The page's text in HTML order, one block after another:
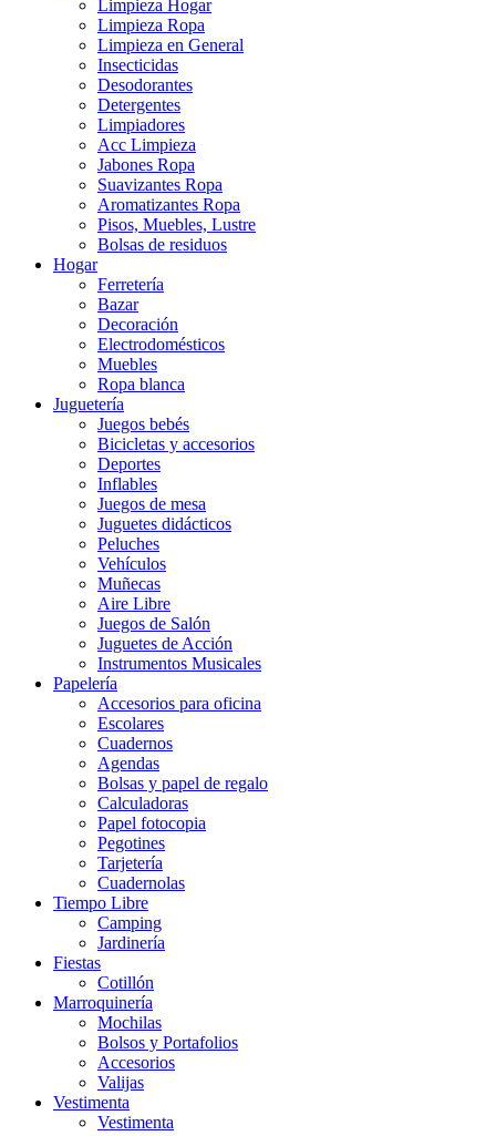
Limpieza Hogar
Limpieza Ropa
Limpieza en General
Insecticidas
Desodorantes
Detergentes
Limpiadores
Acc Limpieza
Jabones Ropa
Suavizantes Ropa
Aromatizantes Ropa
Pisos, Muebles, Lustre
Bolsas de residuos
Hogar
Ferretería
Bazar
Decoración
Electrodomésticos
Muebles
Ropa blanca
Juguetería
Juegos bebés
Bicicletas y accesorios
Deportes
Inflables
Juegos de mesa
Juguetes didácticos
Peluches
Vehículos
Muñecas
Aire Libre
Juegos de Salón
Juguetes de Acción
Instrumentos Musicales
Papelería
Accesorios para oficina
Escolares
Cuadernos
Agendas
Bolsas y papel de regalo
Calculadoras
Papel fotocopia
Pegotines
Tarjetería
Cuadernolas
Tiempo Libre
Camping
Jardinería
Fiestas
Cotillón
Marroquinería
Mochilas
Bolsos y Portafolios
Accesorios
Valijas
Vestimenta
Vestimenta